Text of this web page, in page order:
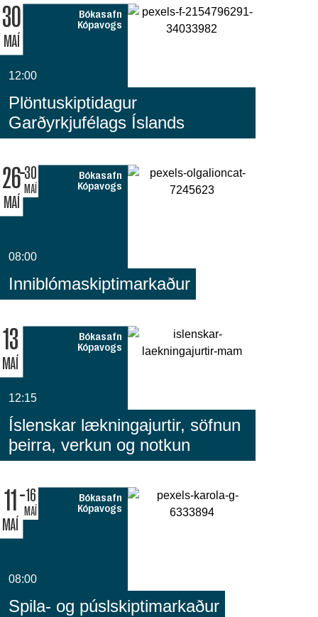
30
MAÍ
Bókasafn
Kópavogs
12:00
Plöntuskiptidagur
Garðyrkjufélags Íslands
26
MAÍ
30
MAÍ
Bókasafn
Kópavogs
08:00
Inniblómaskiptimarkaður
13
MAÍ
Bókasafn
Kópavogs
12:15
Íslenskar lækningajurtir, söfnun
þeirra, verkun og notkun
11
MAÍ
16
MAÍ
Bókasafn
Kópavogs
08:00
Spila- og púslskiptimarkaður